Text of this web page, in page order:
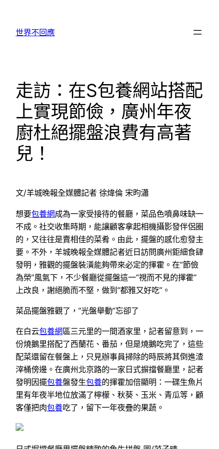
世界不回應
走訪：在S包養網站搭配
上實現節儉，廣州年夜
廚杜絕擺盤浪費有高著
兒！
文/羊城晚報全媒體記者 徐煒倫 宋昀瀟
想要包養網成為一家受接待的餐廳，菜品色噴鼻味缺一
不成。社交收集時期，能讓顧客拿起相機攝影發伴侶圈
的，又往往是賣相佳的菜肴。由此，擺盤的感化愈發主
要。不外，羊城晚報全媒體記者近日訪問廣州鉅細食肆
發明，雅觀的擺盤裝潢能夠帶來必定的揮霍。在“節儉
為榮”風氣下，不少餐廳從擺盤這一“視而不見的揮霍”
上改良，謝絕脆而不堅，做到“都雅又好吃”。
菜品擺盤雅觀了，“光盤舉動”忘卻了
在白云包養網區三元里的一間酒家里，記者留意到，一
份燒鵝里搭配了西蘭花、番茄，但是燒鵝吃完了，這些
配菜還留在餐盤上，只見辦事員掃除的時辰將其倒進渣
滓桶傍邊。在廣州北京路的一家日式摒擋餐廳里，記者
發明因擺包養盤發生包養的揮霍加倍顯明：一碟生魚片
里有年夜半地位放滿了檸檬、秋葵、玉米、青瓜等，顧
客僅把肉包養吃了，留下一年夜疊的果蔬。